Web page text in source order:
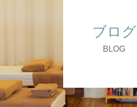
ブログ
BLOG